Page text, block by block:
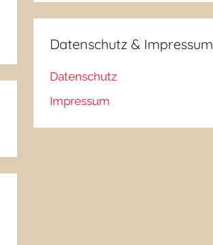
Datenschutz & Impressum
Datenschutz
Impressum